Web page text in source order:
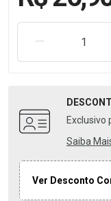
REMOVER
Exclusivo
Saiba
Ver Desconto